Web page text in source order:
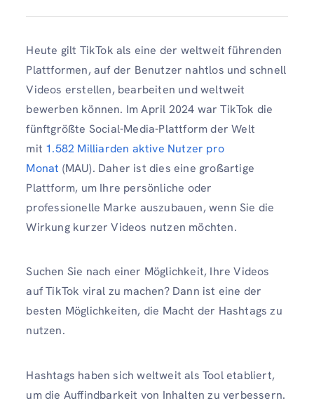
Heute gilt TikTok als eine der weltweit führenden
Plattformen, auf der Benutzer nahtlos und schnell
Videos erstellen, bearbeiten und weltweit
bewerben können. Im April 2024 war TikTok die
fünftgrößte Social-Media-Plattform der Welt
mit 1.582 Milliarden aktive Nutzer pro
Monat (MAU). Daher ist dies eine großartige
Plattform, um Ihre persönliche oder
professionelle Marke auszubauen, wenn Sie die
Wirkung kurzer Videos nutzen möchten.
Suchen Sie nach einer Möglichkeit, Ihre Videos
auf TikTok viral zu machen? Dann ist eine der
besten Möglichkeiten, die Macht der Hashtags zu
nutzen.
Hashtags haben sich weltweit als Tool etabliert,
um die Auffindbarkeit von Inhalten zu verbessern.